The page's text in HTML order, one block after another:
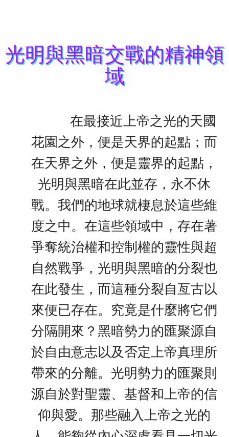
光明與黑暗交戰的精神領
域
在最接近上帝之光的天國
花園之外，便是天界的起點；而
在天界之外，便是靈界的起點，
光明與黑暗在此並存，永不休
戰。我們的地球就棲息於這些維
度之中。在這些領域中，存在著
爭奪統治權和控制權的靈性與超
自然戰爭，光明與黑暗的分裂也
在此發生，而這種分裂自亙古以
來便已存在。究竟是什麼將它們
分隔開來？黑暗勢力的匯聚源自
於自由意志以及否定上帝真理所
帶來的分離。光明勢力的匯聚則
源自於對聖靈、基督和上帝的信
仰與愛。那些融入上帝之光的